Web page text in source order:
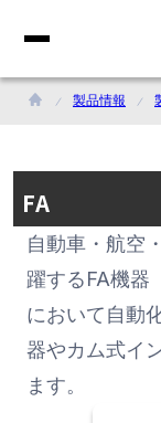
製品情報
FA
自動車・航空
躍するFA機器
において自動
器やカム式イ
ます。